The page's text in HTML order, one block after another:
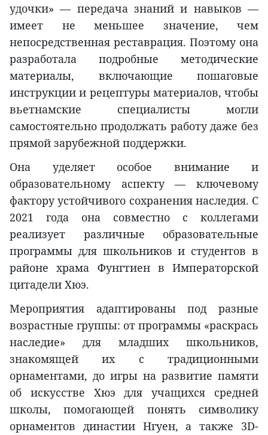
удочки» — передача знаний и навыков —
имеет не меньшее значение, чем
непосредственная реставрация. Поэтому она
разработала подробные методические
материалы, включающие пошаговые
инструкции и рецептуры материалов, чтобы
вьетнамские специалисты могли
самостоятельно продолжать работу даже без
прямой зарубежной поддержки.
Она уделяет особое внимание и
образовательному аспекту — ключевому
фактору устойчивого сохранения наследия. С
2021 года она совместно с коллегами
реализует различные образовательные
программы для школьников и студентов в
районе храма Фунгтиен в Императорской
цитадели Хюэ.
Мероприятия адаптированы под разные
возрастные группы: от программы «раскрась
наследие» для младших школьников,
знакомящей их с традиционными
орнаментами, до игры на развитие памяти
об искусстве Хюэ для учащихся средней
школы, помогающей понять символику
орнаментов династии Нгуен, а также 3D-